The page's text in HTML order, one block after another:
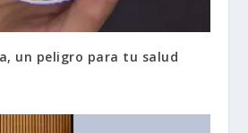
un peligro para tu salud